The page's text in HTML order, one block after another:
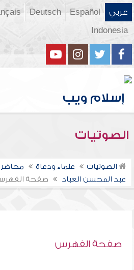
عربي Español
Deutsch
Indonesia
الصوتيات
الصوتيات علماء ودعاة
عبد المحسن العباد
صفحة
صفحة الفهرس